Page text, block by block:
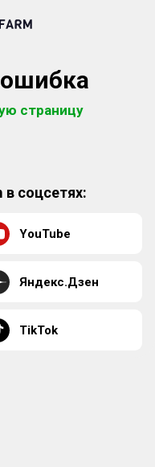
страницу
в соцсетях:
YouTube
Яндекс.Дзен
TikTok